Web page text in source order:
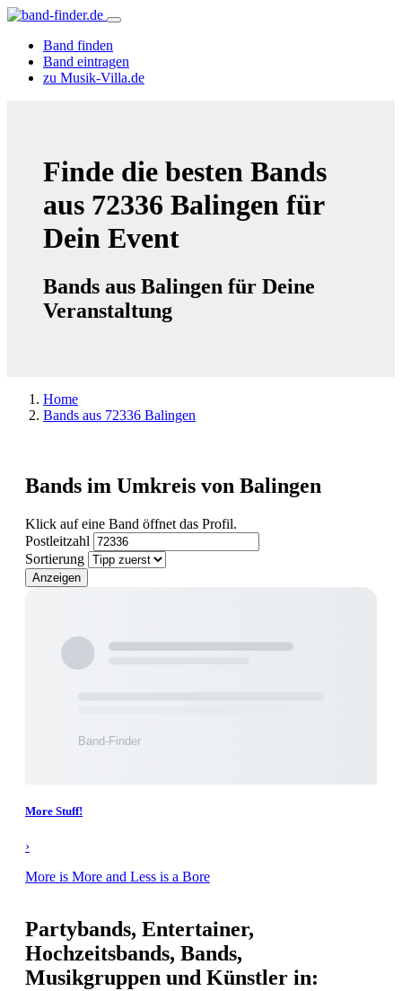
Band finden
Band eintragen
zu Musik-Villa.de
Finde die besten Bands
aus 72336 Balingen für
Dein Event
Bands aus Balingen für Deine
Veranstaltung
Home
Bands aus 72336 Balingen
Bands im Umkreis von Balingen
Klick auf eine Band öffnet das Profil.
Postleitzahl
Sortierung
Anzeigen
More Stuff!
›
More is More and Less is a Bore
Partybands, Entertainer,
Hochzeitsbands, Bands,
Musikgruppen und Künstler in: